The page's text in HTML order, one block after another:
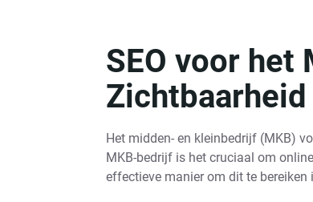
SEO voor het
Het midden- en kleinbedrijf (MKB)
MKB-bedrijf is het cruciaal om
effectieve manier om dit te